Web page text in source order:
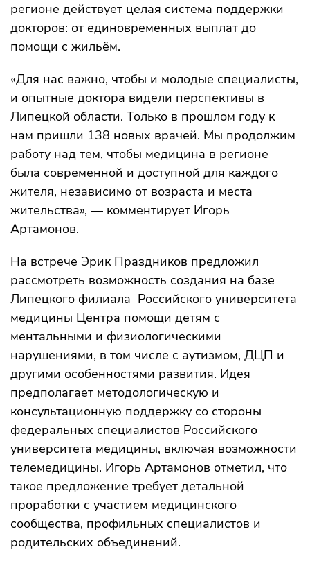
регионе действует целая система поддержки
докторов: от единовременных выплат до
помощи с жильём.
«Для нас важно, чтобы и молодые специалисты,
и опытные доктора видели перспективы в
Липецкой области. Только в прошлом году к
нам пришли 138 новых врачей. Мы продолжим
работу над тем, чтобы медицина в регионе
была современной и доступной для каждого
жителя, независимо от возраста и места
жительства», — комментирует Игорь
Артамонов.
На встрече Эрик Праздников предложил
рассмотреть возможность создания на базе
Липецкого филиала Российского университета
медицины Центра помощи детям с
ментальными и физиологическими
нарушениями, в том числе с аутизмом, ДЦП и
другими особенностями развития. Идея
предполагает методологическую и
консультационную поддержку со стороны
федеральных специалистов Российского
университета медицины, включая возможности
телемедицины. Игорь Артамонов отметил, что
такое предложение требует детальной
проработки с участием медицинского
сообщества, профильных специалистов и
родительских объединений.